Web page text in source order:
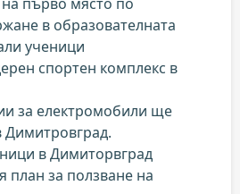
в образователната
ученици
спортен комплекс в
за електромобили ще
в Димиторвград
план за ползване на